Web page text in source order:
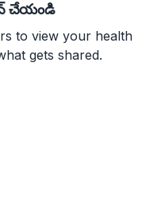
చేయండి
to view your health
gets shared.